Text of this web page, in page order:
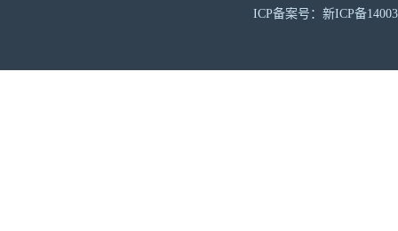
ICP备案号：新ICP备